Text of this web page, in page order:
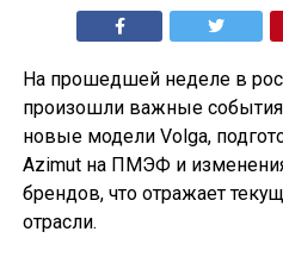
На прошедшей неделе в
произошли важные
новые модели Volga,
Azimut на ПМЭФ и
брендов, что отражает
отрасли.